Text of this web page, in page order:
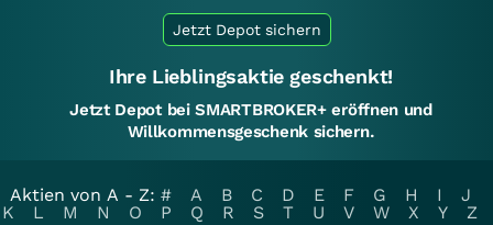
Jetzt Depot sichern
Ihre Lieblingsaktie geschenkt!
Jetzt Depot bei SMARTBROKER+ eröffnen und
Willkommensgeschenk sichern.
Aktien von A - Z: # A B C D E F G H I
J
K
L M N O P Q R S T U V W X Y
Z